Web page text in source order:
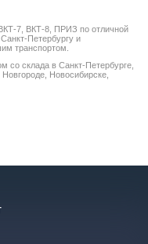
7, ВКТ-8, ПРИЗ по отличной
Петербургу и
транспортом.
со склада в Санкт-Петербурге,
Новосибирске,